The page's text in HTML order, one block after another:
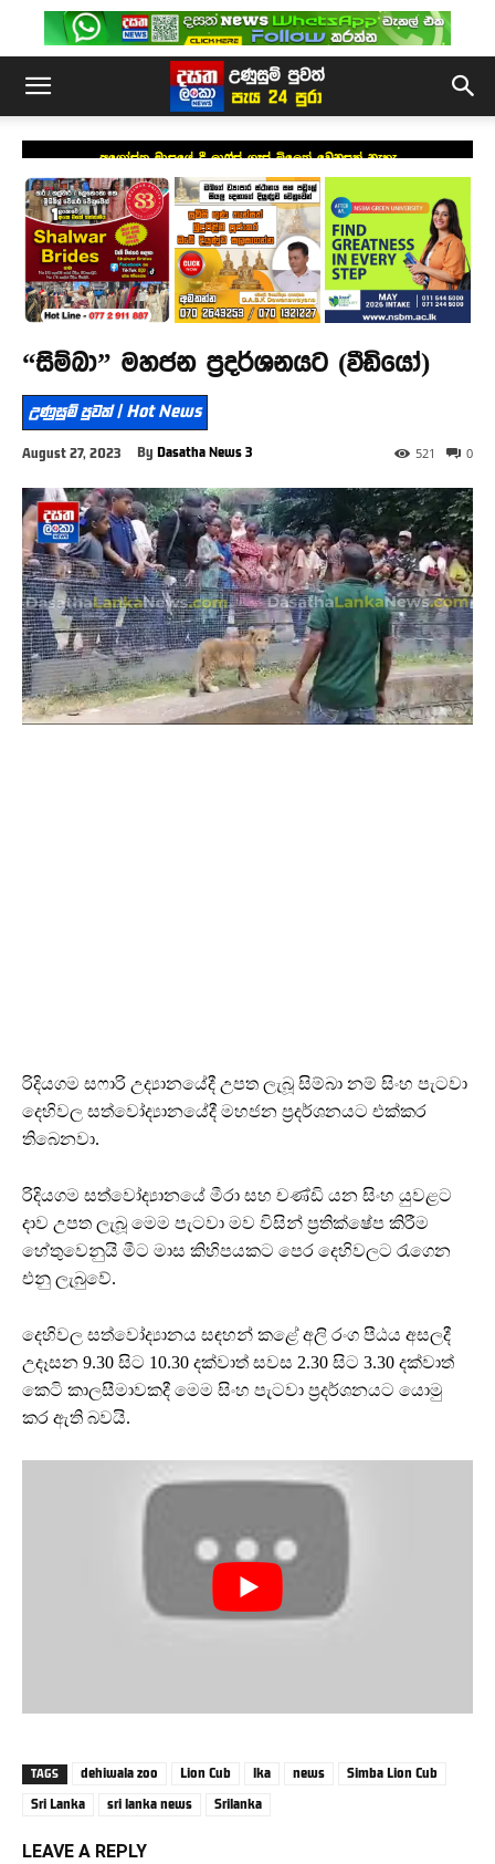
අගෝස්තු මාසයේ දී ලාෆ්ස් ගෑස් මිලෙත් වෙනසක් නැහැ
“සිම්බා” මහජන ප්‍රදර්ශනයට (වීඩියෝ)
උණුසුම් පුවත් | Hot News
August 27, 2023 By Dasatha News 3 0
521
රිදියගම සෆාරි උද්‍යානයේදී උපත ලැබූ සිම්බා නම් සිංහ පැටවා
දෙහිවල සත්වෝද්‍යානයේදී මහජන ප්‍රදර්ශනයට එක්කර
තිබෙනවා.
රිදියගම සත්වෝද්‍යානයේ මීරා සහ චණ්ඩි යන සිංහ යුවළට
දාව උපත ලැබූ මෙම පැටවා මව විසින් ප්‍රතික්ෂේප කිරීම
හේතුවෙනුයි මීට මාස කිහිපයකට පෙර දෙහිවලට රැගෙන
එනු ලැබුවේ.
දෙහිවල සත්වෝද්‍යානය සඳහන් කළේ අලි රංග පීඨය අසලදී
උදෑසන 9.30 සිට 10.30 දක්වාත් සවස 2.30 සිට 3.30 දක්වාත්
කෙටි කාලසීමාවකදී මෙම සිංහ පැටවා ප්‍රදර්ශනයට යොමු
කර ඇති බවයි.
TAGS dehiwala zoo Lion Cub lka news
Simba Lion Cub
Sri Lanka
sri lanka news Srilanka
LEAVE A REPLY